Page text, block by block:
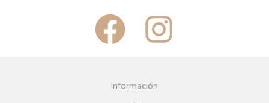
F
a
c
I
n
Información